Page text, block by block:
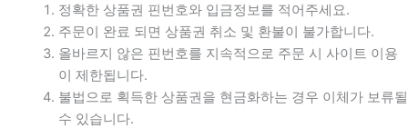
정확한 상품권 핀번호와 입금정보를 적어주세요.
주문이 완료 되면 상품권 취소 및 환불이 불가합니다.
올바르지 않은 핀번호를 지속적으로 주문 시 사이트 이용
이 제한됩니다.
불법으로 획득한 상품권을 현금화하는 경우 이체가 보류될
수 있습니다.